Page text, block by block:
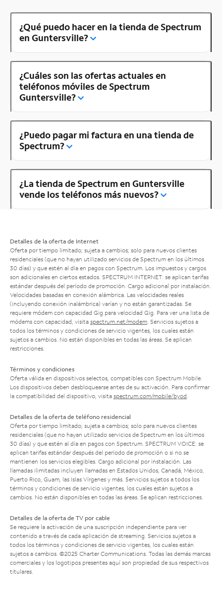
¿Qué puedo hacer en la tienda de Spectrum
en Guntersville?
¿Cuáles son las ofertas actuales en
teléfonos móviles de Spectrum
Guntersville?
¿Puedo pagar mi factura en una tienda de
Spectrum?
¿La tienda de Spectrum en Guntersville
vende los teléfonos más nuevos?
Detalles de la oferta de Internet
Oferta por tiempo limitado; sujeta a cambios; solo para nuevos clientes
residenciales (que no hayan utilizado servicios de Spectrum en los últimos
30 días) y que estén al día en pagos con Spectrum. Los impuestos y cargos
son adicionales en ciertos estados. SPECTRUM INTERNET: se aplican tarifas
estándar después del período de promoción. Cargo adicional por instalación.
Velocidades basadas en conexión alámbrica. Las velocidades reales
(incluyendo conexión inalámbrica) varían y no están garantizadas. Se
requiere módem con capacidad Gig para velocidad Gig. Para ver una lista de
módems con capacidad, visita spectrum.net/modem. Servicios sujetos a
todos los términos y condiciones de servicio vigentes, los cuales están
sujetos a cambios. No están disponibles en todas las áreas. Se aplican
restricciones.
Términos y condiciones
Oferta válida en dispositivos selectos, compatibles con Spectrum Mobile.
Los dispositivos deben desbloquearse antes de su activación. Para confirmar
la compatibilidad del dispositivo, visita spectrum.com/mobile/byod.
Detalles de la oferta de teléfono residencial
Oferta por tiempo limitado; sujeta a cambios; solo para nuevos clientes
residenciales (que no hayan utilizado servicios de Spectrum en los últimos
30 días) y que estén al día en pagos con Spectrum. SPECTRUM VOICE: se
aplican tarifas estándar después del período de promoción o si no se
mantienen los servicios elegibles. Cargo adicional por instalación. Las
llamadas ilimitadas incluyen llamadas en Estados Unidos, Canadá, México,
Puerto Rico, Guam, las Islas Vírgenes y más. Servicios sujetos a todos los
términos y condiciones de servicio vigentes, los cuales están sujetos a
cambios. No están disponibles en todas las áreas. Se aplican restricciones.
Detalles de la oferta de TV por cable
Se requiere la activación de una suscripción independiente para ver
contenido a través de cada aplicación de streaming. Servicios sujetos a
todos los términos y condiciones de servicio vigentes, los cuales están
sujetos a cambios. ©2025 Charter Communications. Todas las demás marcas
comerciales y los logotipos presentes aquí son propiedad de sus respectivos
titulares.